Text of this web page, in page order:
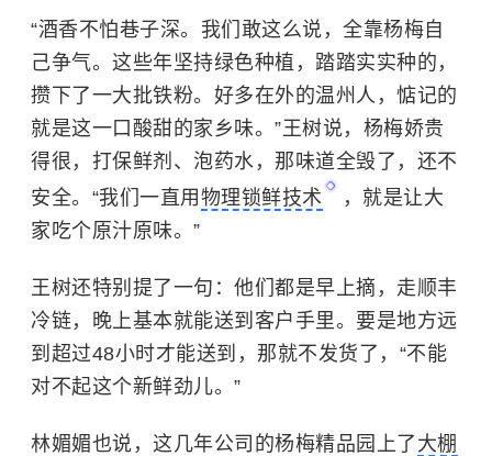
“酒香不怕巷子深。我们敢这么说，全靠杨梅自
己争气。这些年坚持绿色种植，踏踏实实种的，
攒下了一大批铁粉。好多在外的温州人，惦记的
就是这一口酸甜的家乡味。”王树说，杨梅娇贵
得很，打保鲜剂、泡药水，那味道全毁了，还不
安全。 “我们一直用 物理锁鲜技术
，就是让大
家吃个原汁原味。”
王树还特别提了一句：他们都是早上摘，走顺丰
冷链，晚上基本就能送到客户手里。要是地方远
到超过48小时才能送到，那就不发货了，“不能
对不起这个新鲜劲儿。”
林媚媚也说，这几年公司的杨梅精品园上了 大棚